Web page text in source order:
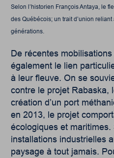
Selon l’historien François Antaya, le
des Québécois; un trait d’union
générations.
De récentes
également le lien
à leur fleuve. On se
contre le projet Rabaska,
création d’un port
en 2013, le projet
écologiques et
installations industrielles
paysage à tout jamais.